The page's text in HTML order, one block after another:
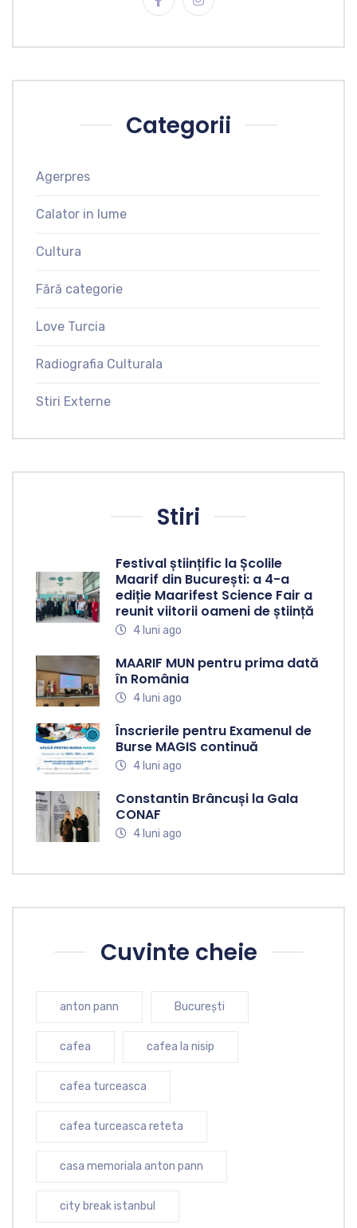
Categorii
Agerpres
Calator in lume
Cultura
Fără categorie
Love Turcia
Radiografia Culturala
Stiri Externe
Stiri
Festival științific la Școlile
Maarif din București: a 4-a
ediție Maarifest Science Fair a
reunit viitorii oameni de știință
4 luni ago
MAARIF MUN pentru prima dată
în România
4 luni ago
Înscrierile pentru Examenul de
Burse MAGIS continuă
4 luni ago
Constantin Brâncuși la Gala
CONAF
4 luni ago
Cuvinte cheie
anton pann București
cafea cafea la nisip
cafea turceasca
cafea turceasca reteta
casa memoriala anton pann
city break istanbul